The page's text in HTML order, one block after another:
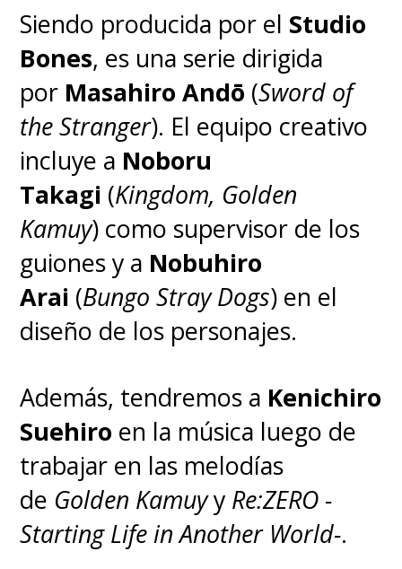
Siendo producida por el Studio
Bones, es una serie dirigida
por Masahiro Andō (Sword of
the Stranger). El equipo creativo
incluye a Noboru
Takagi (Kingdom, Golden
Kamuy) como supervisor de los
guiones y a Nobuhiro
Arai (Bungo Stray Dogs) en el
diseño de los personajes.
Además, tendremos a Kenichiro
Suehiro en la música luego de
trabajar en las melodías
de Golden Kamuyy Re:ZERO -
Starting Life in Another World-.